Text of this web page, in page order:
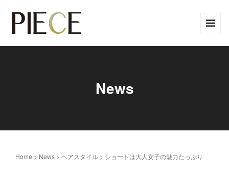
News
Home > News > ヘアスタイル > ショートは大人女子の魅力たっぷり